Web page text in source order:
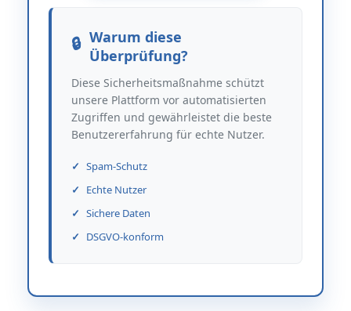
Warum diese
Überprüfung?
Diese Sicherheitsmaßnahme schützt
unsere Plattform vor automatisierten
Zugriffen und gewährleistet die beste
Benutzererfahrung für echte Nutzer.
Spam-Schutz
Echte Nutzer
Sichere Daten
DSGVO-konform